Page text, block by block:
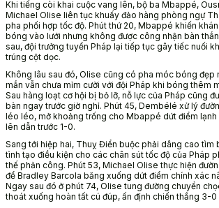
Khi tiếng còi khai cuộc vang lên, bộ ba Mbappé,
Michael Olise liên tục khuấy đảo hàng phòng ngự
pha phối hợp tốc độ. Phút thứ 20, Mbappé khiến
bóng vào lưới nhưng không được công nhận bàn
sau, đội trưởng tuyển Pháp lại tiếp tục gây tiếc nuối
trúng cột dọc.
Không lâu sau đó, Olise cũng có pha móc bóng đẹp
mắn vẫn chưa mỉm cười với đội Pháp khi bóng thêm
Sau hàng loạt cơ hội bị bỏ lỡ, nỗ lực của Pháp cũng
bàn ngay trước giờ nghỉ. Phút 45, Dembélé xử lý
léo léo, mở khoảng trống cho Mbappé dứt điểm lạnh
lên dẫn trước 1-0.
Sang tới hiệp hai, Thuỵ Điển buộc phải dâng cao tìm
tình tạo điều kiện cho các chân sút tốc độ của Pháp
thế phản công. Phút 53, Michael Olise thực hiện
để Bradley Barcola băng xuống dứt điểm chính xác
Ngay sau đó ở phút 74, Olise tung đường chuyền
thoát xuống hoàn tất cú đúp, ấn định chiến thắng 3-